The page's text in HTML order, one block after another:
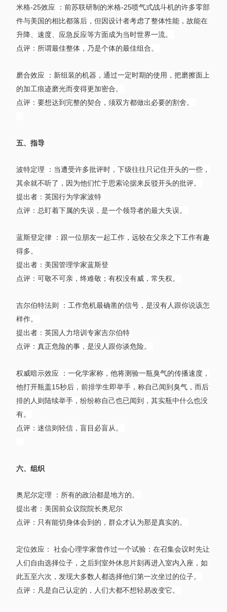
米格-25效应 ：前苏联研制的米格-25喷气式战斗机的许多零部
件与美国的相比都落后，但因设计者考虑了整体性能，故能在
升降、速度、应急反应等方面成为当时世界一流。
点评：所谓最佳整体，乃是个体的最佳组合。
磨合效应 ：新组装的机器，通过一定时期的使用，把磨擦面上
的加工痕迹磨光而变得更加密合。
点评：要想达到完整的契合，须双方都做出必要的割舍。
五、指导
波特定理 ：当遭受许多批评时，下级往往只记住开头的一些，
其余就不听了，因为他们忙于思索论据来反驳开头的批评。
提出者：英国行为学家波特
点评：总盯着下属的失误，是一个领导者的最大失误。
蓝斯登定律 ：跟一位朋友一起工作，远较在父亲之下工作有趣
得多。
提出者：美国管理学家蓝斯登
点评：可敬不可亲，终难敬；有权没有威，常失权。
吉尔伯特法则 ：工作危机最确凿的信号，是没有人跟你说该怎
样作。
提出者：英国人力培训专家吉尔伯特
点评：真正危险的事，是没人跟你谈危险。
权威暗示效应 ：一化学家称，他将测验一瓶臭气的传播速度，
他打开瓶盖15秒后，前排学生即举手，称自己闻到臭气，而后
排的人则陆续举手，纷纷称自己也已闻到，其实瓶中什么也没
有。
点评：迷信则轻信，盲目必盲从。
六、组织
奥尼尔定理 ：所有的政治都是地方的。
提出者：美国前众议院院长奥尼尔
点评：只有能切身体会到的，群众才认为那是真实的。
定位效应： 社会心理学家曾作过一个试验：在召集会议时先让
人们自由选择位子，之后到室外休息片刻再进入室内入座，如
此五至六次，发现大多数人都选择他们第一次坐过的位子。
点评：凡是自己认定的，人们大都不想轻易改变它。